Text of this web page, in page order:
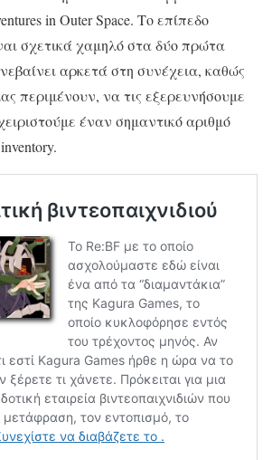
in Outer Space. Το επίπεδο
σχετικά χαμηλό στα δύο πρώτα
αρκετά στη συνέχεια, καθώς
περιμένουν, να τις εξερευνήσουμε
έναν σημαντικό αριθμό